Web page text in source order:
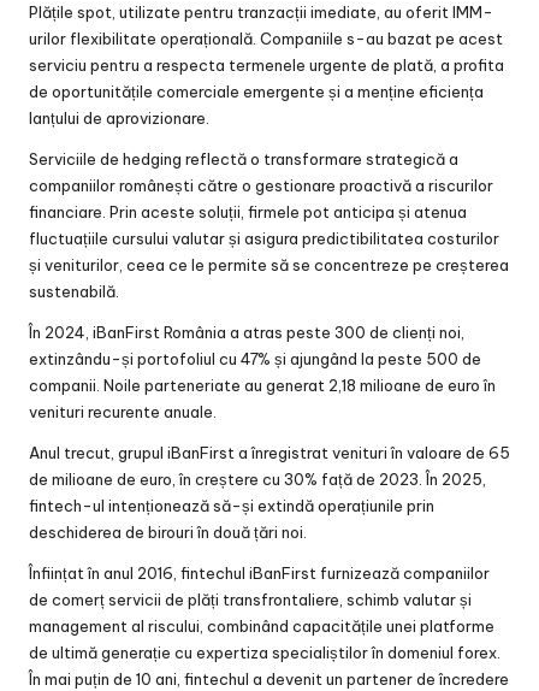
Plățile spot, utilizate pentru tranzacții imediate, au oferit IMM-
urilor flexibilitate operațională. Companiile s-au bazat pe acest
serviciu pentru a respecta termenele urgente de plată, a profita
de oportunitățile comerciale emergente și a menține eficiența
lanțului de aprovizionare.
Serviciile de hedging reflectă o transformare strategică a
companiilor românești către o gestionare proactivă a riscurilor
financiare. Prin aceste soluții, firmele pot anticipa și atenua
fluctuațiile cursului valutar și asigura predictibilitatea costurilor
și veniturilor, ceea ce le permite să se concentreze pe creșterea
sustenabilă.
În 2024, iBanFirst România a atras peste 300 de clienți noi,
extinzându-și portofoliul cu 47% și ajungând la peste 500 de
companii. Noile parteneriate au generat 2,18 milioane de euro în
venituri recurente anuale.
Anul trecut, grupul iBanFirst a înregistrat venituri în valoare de 65
de milioane de euro, în creștere cu 30% față de 2023. În 2025,
fintech-ul intenționează să-și extindă operațiunile prin
deschiderea de birouri în două țări noi.
Înființat în anul 2016, fintechul iBanFirst furnizează companiilor
de comerț servicii de plăți transfrontaliere, schimb valutar și
management al riscului, combinând capacitățile unei platforme
de ultimă generație cu expertiza specialiștilor în domeniul forex.
În mai puțin de 10 ani, fintechul a devenit un partener de încredere